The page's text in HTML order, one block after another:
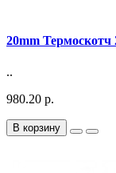
20mm
..
980.20 р.
В корзину